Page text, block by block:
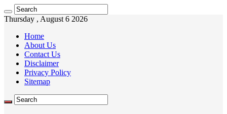
Thursday , August 6 2026
Home
About Us
Contact Us
Disclaimer
Privacy Policy
Sitemap